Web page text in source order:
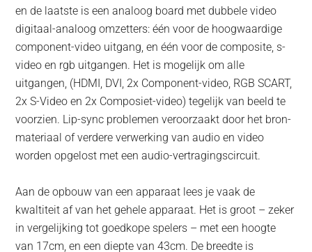
en de laatste is een analoog board met dubbele video
digitaal-analoog omzetters: één voor de hoogwaardige
component-video uitgang, en één voor de composite, s-
video en rgb uitgangen. Het is mogelijk om alle
uitgangen, (HDMI, DVI, 2x Component-video, RGB SCART,
2x S-Video en 2x Composiet-video) tegelijk van beeld te
voorzien. Lip-sync problemen veroorzaakt door het bron-
materiaal of verdere verwerking van audio en video
worden opgelost met een audio-vertragingscircuit.
Aan de opbouw van een apparaat lees je vaak de
kwaltiteit af van het gehele apparaat. Het is groot – zeker
in vergelijking tot goedkope spelers – met een hoogte
van 17cm, en een diepte van 43cm. De breedte is